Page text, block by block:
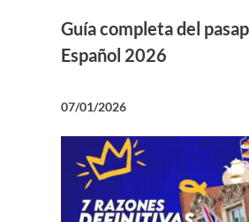
Guía completa del
Español 2026
07/01/2026